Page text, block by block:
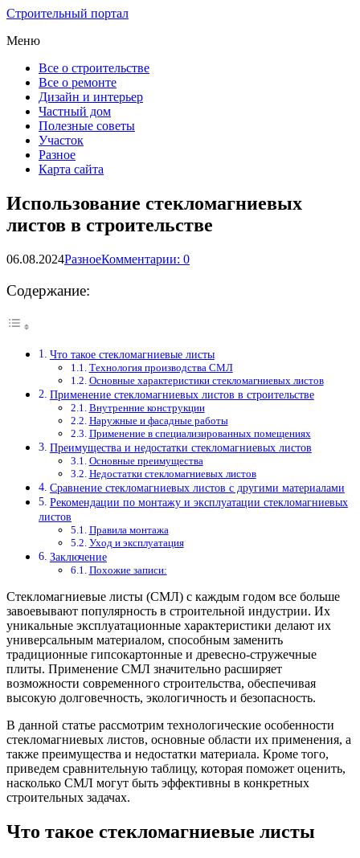
Строительный портал
Меню
Все о строительстве
Все о ремонте
Дизайн и интерьер
Частный дом
Полезные советы
Участок
Разное
Карта сайта
Использование стекломагниевых
листов в строительстве
06.08.2024РазноеКомментарии: 0
Содержание:
Что такое стекломагниевые листы
Технология производства СМЛ
Основные характеристики стекломагниевых листов
Применение стекломагниевых листов в строительстве
Внутренние конструкции
Наружные и фасадные работы
Применение в специализированных помещениях
Преимущества и недостатки стекломагниевых листов
Основные преимущества
Недостатки стекломагниевых листов
Сравнение стекломагниевых листов с другими материалами
Рекомендации по монтажу и эксплуатации стекломагниевых
листов
Правила монтажа
Уход и эксплуатация
Заключение
Похожие записи:
Стекломагниевые листы (СМЛ) с каждым годом все больше
завоевывают популярность в строительной индустрии. Их
уникальные эксплуатационные характеристики делают их
универсальным материалом, способным заменить
традиционные гипсокартонные и древесно-стружечные
плиты. Применение СМЛ значительно расширяет
возможности современного строительства, обеспечивая
высокую долговечность, экологичность и безопасность.
В данной статье рассмотрим технологические особенности
стекломагниевых листов, основные области их применения, а
также преимущества и недостатки материала. Кроме того,
приведем сравнительную таблицу, которая поможет оценить,
насколько СМЛ могут быть эффективны в конкретных
строительных задачах.
Что такое стекломагниевые листы